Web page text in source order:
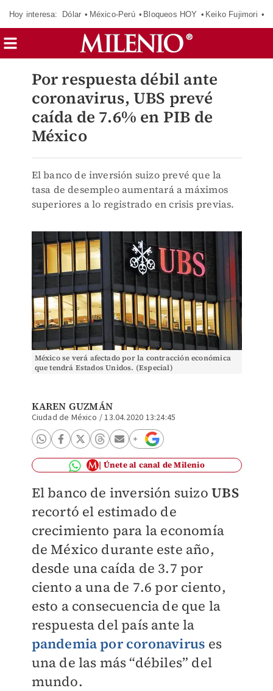
Hoy interesa: Dólar México-Perú Bloqueos HOY Keiko Fujimori
Por respuesta débil ante
coronavirus, UBS prevé
caída de 7.6% en PIB de
México
El banco de inversión suizo prevé que la
tasa de desempleo aumentará a máximos
superiores a lo registrado en crisis previas.
México se verá afectado por la contracción económica
que tendrá Estados Unidos. (Especial)
KAREN GUZMÁN
Ciudad de México /13.04.2020 13:24:45
Únete al canal de Milenio
El banco de inversión suizoUBS
recortó el estimado de
crecimiento para la economía
de México durante este año,
desde una caída de 3.7 por
ciento a una de 7.6 por ciento,
esto a consecuencia de que la
respuesta del país ante la
pandemia por coronavirus es
una de las más “débiles” del
mundo.